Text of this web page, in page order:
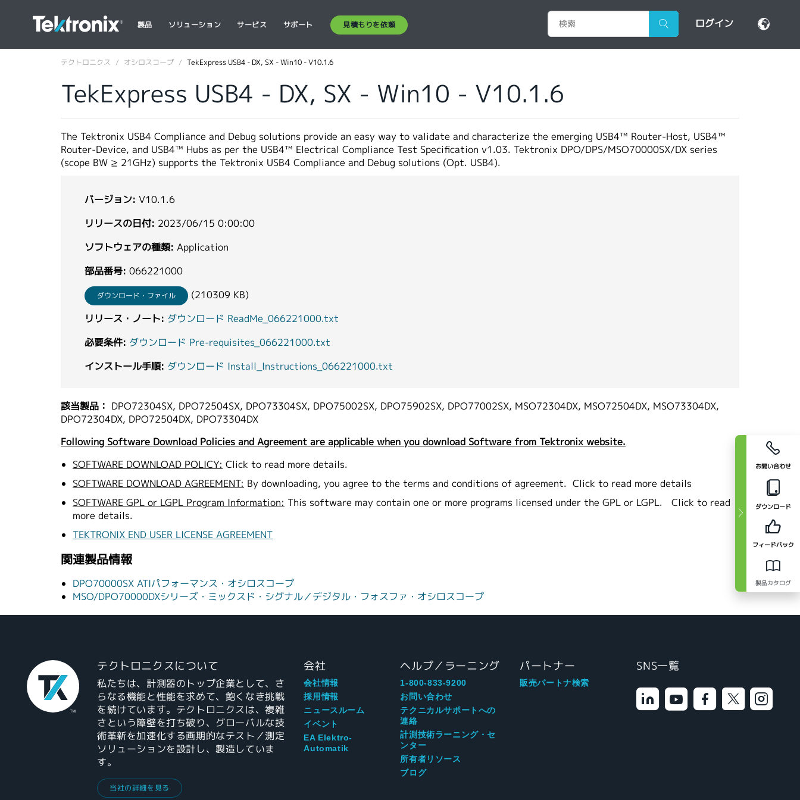
製品 ソリューション サービス サポート 見積もりを依頼 ログイン
お問い合わせ
ダウンロード
フィードバック
製品カタログ
テクトロニクス オシロスコープ TekExpress USB4 - DX, SX - Win10 - V10.1.6
TekExpress USB4 - DX, SX - Win10 - V10.1.6
The Tektronix USB4 Compliance and Debug solutions provide an easy way to validate and characterize the emerging USB4™ Router-Host, USB4™
Router-Device, and USB4™ Hubs as per the USB4™ Electrical Compliance Test Specification v1.03. Tektronix DPO/DPS/MSO70000SX/DX series
(scope BW ≥ 21GHz) supports the Tektronix USB4 Compliance and Debug solutions (Opt. USB4).
バージョン: V10.1.6
リリースの日付: 2023/06/15 0:00:00
ソフトウェアの種類: Application
部品番号: 066221000
ダウンロード・ファイル
(210309 KB)
リリース・ノート: ダウンロード ReadMe_066221000.txt
必要条件: ダウンロード Pre-requisites_066221000.txt
インストール手順: ダウンロード Install_Instructions_066221000.txt
該当製品： DPO72304SX, DPO72504SX, DPO73304SX, DPO75002SX, DPO75902SX, DPO77002SX, MSO72304DX, MSO72504DX, MSO73304DX,
DPO72304DX, DPO72504DX, DPO73304DX
Following Software Download Policies and Agreement are applicable when you download Software from Tektronix website.
SOFTWARE DOWNLOAD POLICY: Click to read more details.
SOFTWARE DOWNLOAD AGREEMENT: By downloading, you agree to the terms and conditions of agreement. Click to read more details
SOFTWARE GPL or LGPL Program Information: This software may contain one or more programs licensed under the GPL or LGPL.
Click to read
more details.
TEKTRONIX END USER LICENSE AGREEMENT
関連製品情報
DPO70000SX ATIパフォーマンス・オシロスコープ
MSO/DPO70000DXシリーズ・ミックスド・シグナル／デジタル・フォスファ・オシロスコープ
テクトロニクスについて
私たちは、計測器のトップ企業として、さ
らなる機能と性能を求めて、飽くなき挑戦
を続けています。テクトロニクスは、複雑
さという障壁を打ち破り、グローバルな技
術革新を加速化する画期的なテスト／測定
ソリューションを設計し、製造していま
す。
当社の詳細を見る
会社
会社情報
採用情報
ニュースルーム
イベント
EA Elektro-
Automatik
ヘルプ／ラーニング
1-800-833-9200
お問い合わせ
テクニカルサポートへの
連絡
計測技術ラーニング・セ
ンター
所有者リソース
ブログ
パートナー
販売パートナ検索
SNS一覧